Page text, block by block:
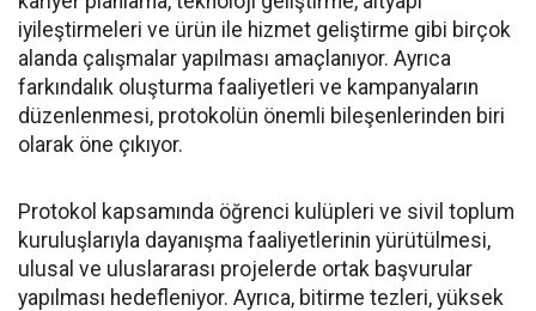
iyileştirmeleri ve ürün ile hizmet geliştirme gibi birçok
alanda çalışmalar yapılması amaçlanıyor. Ayrıca
farkındalık oluşturma faaliyetleri ve kampanyaların
düzenlenmesi, protokolün önemli bileşenlerinden biri
olarak öne çıkıyor.
Protokol kapsamında öğrenci kulüpleri ve sivil toplum
kuruluşlarıyla dayanışma faaliyetlerinin yürütülmesi,
ulusal ve uluslararası projelerde ortak başvurular
yapılması hedefleniyor. Ayrıca, bitirme tezleri, yüksek